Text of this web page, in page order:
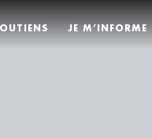
JE M’INFORME